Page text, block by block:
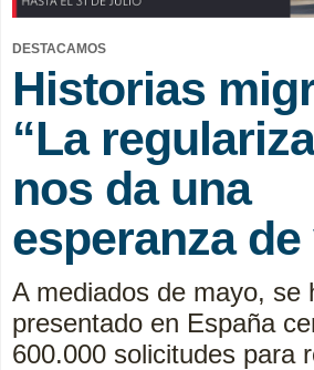
DESTACAMOS
Historias
“La
nos da una
esperanza de
A mediados de mayo, se
presentado en España
600.000 solicitudes para